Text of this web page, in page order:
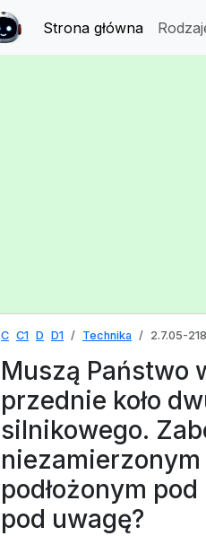
Strona główna
C C1 D D1 Technika 2.7.05-218
Muszą Państwo
przednie koło
silnikowego.
podłożonym
pod uwagę?